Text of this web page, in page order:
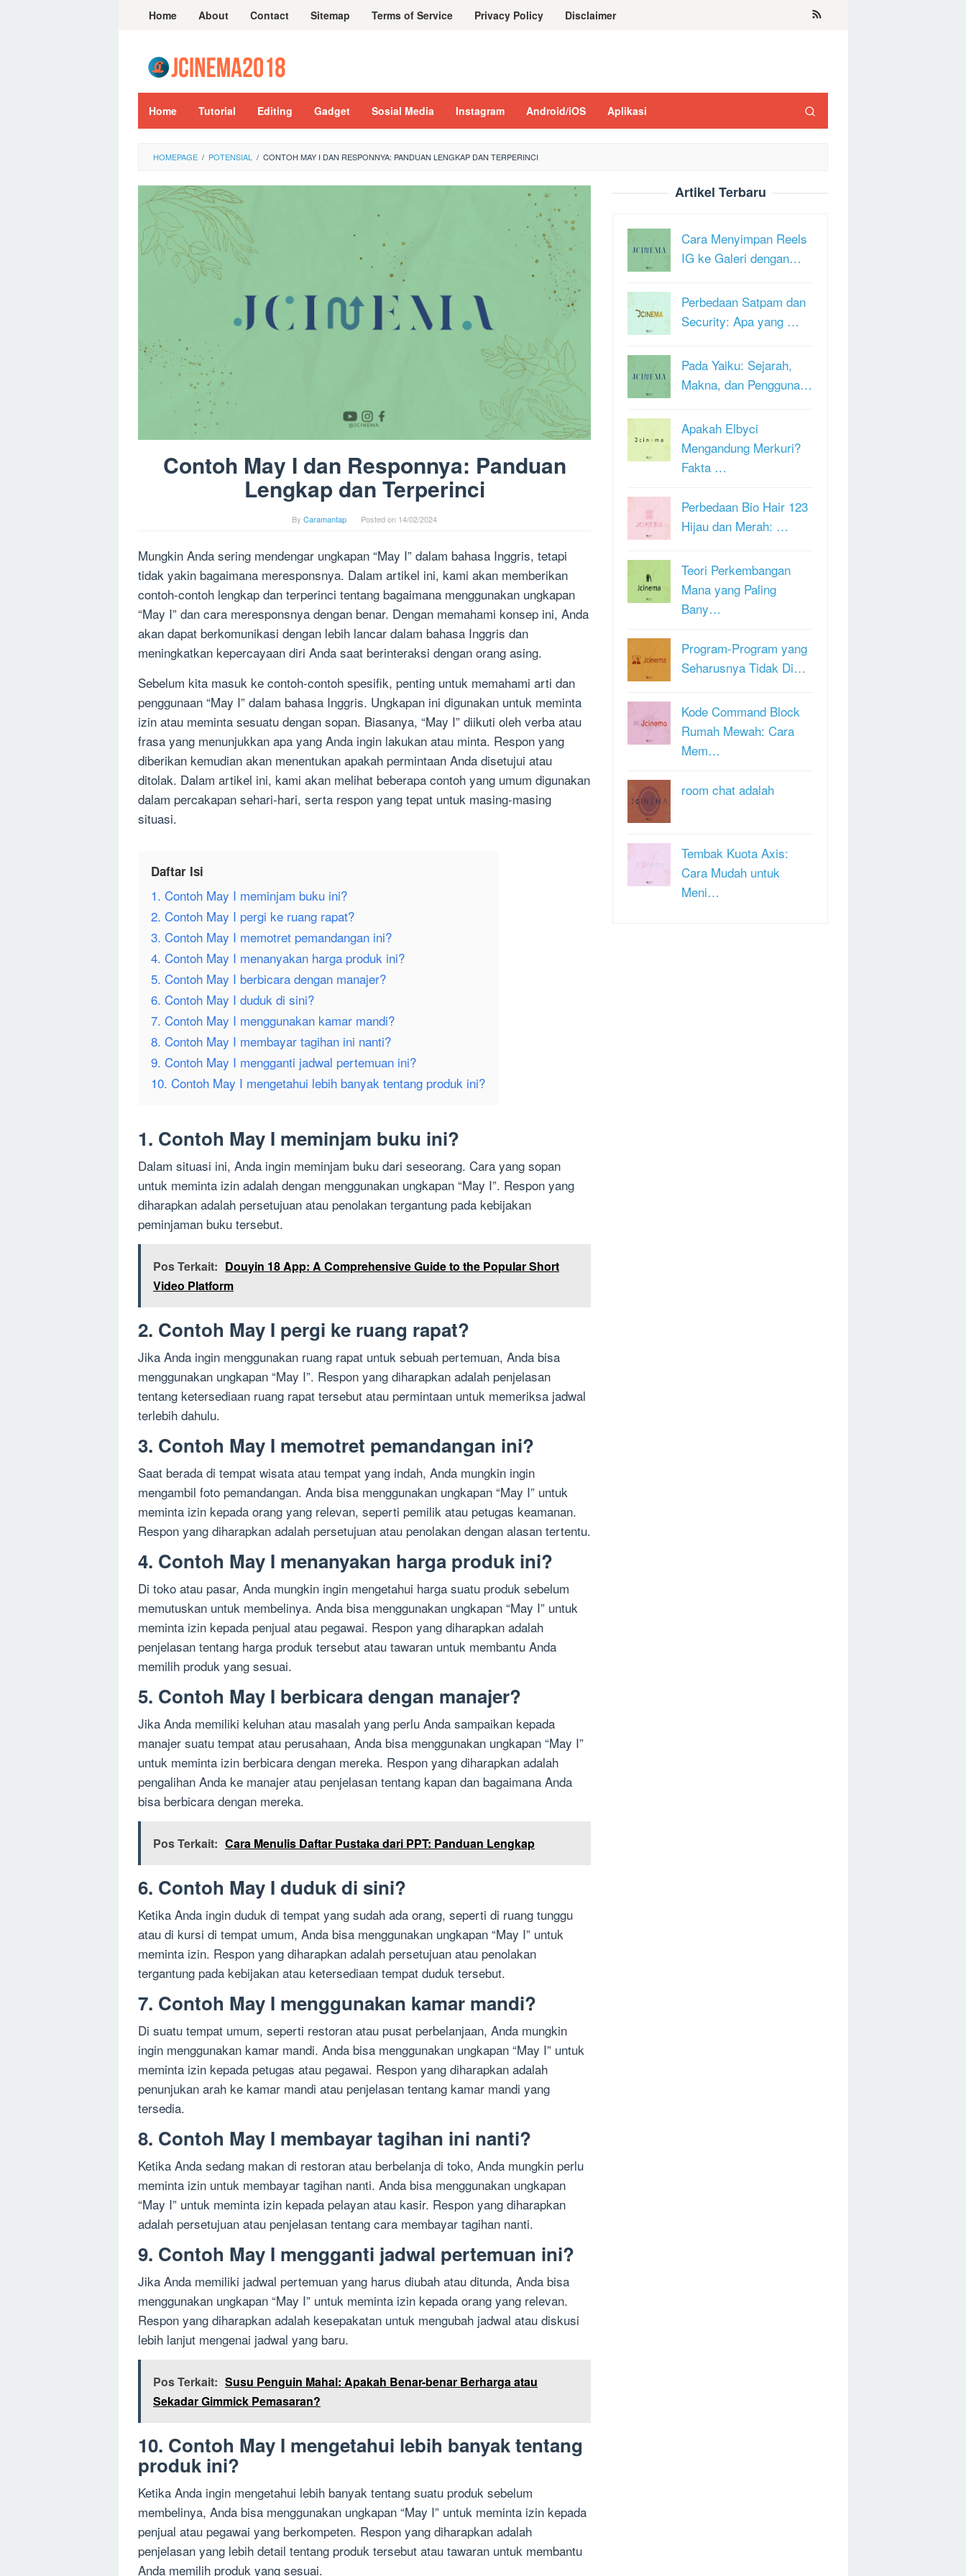
Home About Contact Sitemap Terms of Service Privacy Policy Disclaimer
Home Tutorial Editing Gadget Sosial Media Instagram Android/iOS Aplikasi
HOMEPAGE / POTENSIAL / CONTOH MAY I DAN RESPONNYA: PANDUAN LENGKAP DAN TERPERINCI
Contoh May I dan Responnya: Panduan
Lengkap dan Terperinci
By Caramantap Posted on 14/02/2024
Mungkin Anda sering mendengar ungkapan “May I” dalam bahasa Inggris, tetapi
tidak yakin bagaimana meresponsnya. Dalam artikel ini, kami akan memberikan
contoh-contoh lengkap dan terperinci tentang bagaimana menggunakan ungkapan
“May I” dan cara meresponsnya dengan benar. Dengan memahami konsep ini, Anda
akan dapat berkomunikasi dengan lebih lancar dalam bahasa Inggris dan
meningkatkan kepercayaan diri Anda saat berinteraksi dengan orang asing.
Sebelum kita masuk ke contoh-contoh spesifik, penting untuk memahami arti dan
penggunaan “May I” dalam bahasa Inggris. Ungkapan ini digunakan untuk meminta
izin atau meminta sesuatu dengan sopan. Biasanya, “May I” diikuti oleh verba atau
frasa yang menunjukkan apa yang Anda ingin lakukan atau minta. Respon yang
diberikan kemudian akan menentukan apakah permintaan Anda disetujui atau
ditolak. Dalam artikel ini, kami akan melihat beberapa contoh yang umum digunakan
dalam percakapan sehari-hari, serta respon yang tepat untuk masing-masing
situasi.
Daftar Isi
1. Contoh May I meminjam buku ini?
2. Contoh May I pergi ke ruang rapat?
3. Contoh May I memotret pemandangan ini?
4. Contoh May I menanyakan harga produk ini?
5. Contoh May I berbicara dengan manajer?
6. Contoh May I duduk di sini?
7. Contoh May I menggunakan kamar mandi?
8. Contoh May I membayar tagihan ini nanti?
9. Contoh May I mengganti jadwal pertemuan ini?
10. Contoh May I mengetahui lebih banyak tentang produk ini?
1. Contoh May I meminjam buku ini?
Dalam situasi ini, Anda ingin meminjam buku dari seseorang. Cara yang sopan
untuk meminta izin adalah dengan menggunakan ungkapan “May I”. Respon yang
diharapkan adalah persetujuan atau penolakan tergantung pada kebijakan
peminjaman buku tersebut.
Pos Terkait: Douyin 18 App: A Comprehensive Guide to the Popular Short
Video Platform
2. Contoh May I pergi ke ruang rapat?
Jika Anda ingin menggunakan ruang rapat untuk sebuah pertemuan, Anda bisa
menggunakan ungkapan “May I”. Respon yang diharapkan adalah penjelasan
tentang ketersediaan ruang rapat tersebut atau permintaan untuk memeriksa jadwal
terlebih dahulu.
3. Contoh May I memotret pemandangan ini?
Saat berada di tempat wisata atau tempat yang indah, Anda mungkin ingin
mengambil foto pemandangan. Anda bisa menggunakan ungkapan “May I” untuk
meminta izin kepada orang yang relevan, seperti pemilik atau petugas keamanan.
Respon yang diharapkan adalah persetujuan atau penolakan dengan alasan tertentu.
4. Contoh May I menanyakan harga produk ini?
Di toko atau pasar, Anda mungkin ingin mengetahui harga suatu produk sebelum
memutuskan untuk membelinya. Anda bisa menggunakan ungkapan “May I” untuk
meminta izin kepada penjual atau pegawai. Respon yang diharapkan adalah
penjelasan tentang harga produk tersebut atau tawaran untuk membantu Anda
memilih produk yang sesuai.
5. Contoh May I berbicara dengan manajer?
Jika Anda memiliki keluhan atau masalah yang perlu Anda sampaikan kepada
manajer suatu tempat atau perusahaan, Anda bisa menggunakan ungkapan “May I”
untuk meminta izin berbicara dengan mereka. Respon yang diharapkan adalah
pengalihan Anda ke manajer atau penjelasan tentang kapan dan bagaimana Anda
bisa berbicara dengan mereka.
Pos Terkait: Cara Menulis Daftar Pustaka dari PPT: Panduan Lengkap
6. Contoh May I duduk di sini?
Ketika Anda ingin duduk di tempat yang sudah ada orang, seperti di ruang tunggu
atau di kursi di tempat umum, Anda bisa menggunakan ungkapan “May I” untuk
meminta izin. Respon yang diharapkan adalah persetujuan atau penolakan
tergantung pada kebijakan atau ketersediaan tempat duduk tersebut.
7. Contoh May I menggunakan kamar mandi?
Di suatu tempat umum, seperti restoran atau pusat perbelanjaan, Anda mungkin
ingin menggunakan kamar mandi. Anda bisa menggunakan ungkapan “May I” untuk
meminta izin kepada petugas atau pegawai. Respon yang diharapkan adalah
penunjukan arah ke kamar mandi atau penjelasan tentang kamar mandi yang
tersedia.
8. Contoh May I membayar tagihan ini nanti?
Ketika Anda sedang makan di restoran atau berbelanja di toko, Anda mungkin perlu
meminta izin untuk membayar tagihan nanti. Anda bisa menggunakan ungkapan
“May I” untuk meminta izin kepada pelayan atau kasir. Respon yang diharapkan
adalah persetujuan atau penjelasan tentang cara membayar tagihan nanti.
9. Contoh May I mengganti jadwal pertemuan ini?
Jika Anda memiliki jadwal pertemuan yang harus diubah atau ditunda, Anda bisa
menggunakan ungkapan “May I” untuk meminta izin kepada orang yang relevan.
Respon yang diharapkan adalah kesepakatan untuk mengubah jadwal atau diskusi
lebih lanjut mengenai jadwal yang baru.
Pos Terkait: Susu Penguin Mahal: Apakah Benar-benar Berharga atau
Sekadar Gimmick Pemasaran?
10. Contoh May I mengetahui lebih banyak tentang
produk ini?
Ketika Anda ingin mengetahui lebih banyak tentang suatu produk sebelum
membelinya, Anda bisa menggunakan ungkapan “May I” untuk meminta izin kepada
penjual atau pegawai yang berkompeten. Respon yang diharapkan adalah
penjelasan yang lebih detail tentang produk tersebut atau tawaran untuk membantu
Anda memilih produk yang sesuai.
Artikel Terbaru
Cara Menyimpan Reels
IG ke Galeri dengan…
Perbedaan Satpam dan
Security: Apa yang …
Pada Yaiku: Sejarah,
Makna, dan Pengguna…
Apakah Elbyci
Mengandung Merkuri?
Fakta …
Perbedaan Bio Hair 123
Hijau dan Merah: …
Teori Perkembangan
Mana yang Paling
Bany…
Program-Program yang
Seharusnya Tidak Di…
Kode Command Block
Rumah Mewah: Cara
Mem…
room chat adalah
Tembak Kuota Axis:
Cara Mudah untuk
Meni…